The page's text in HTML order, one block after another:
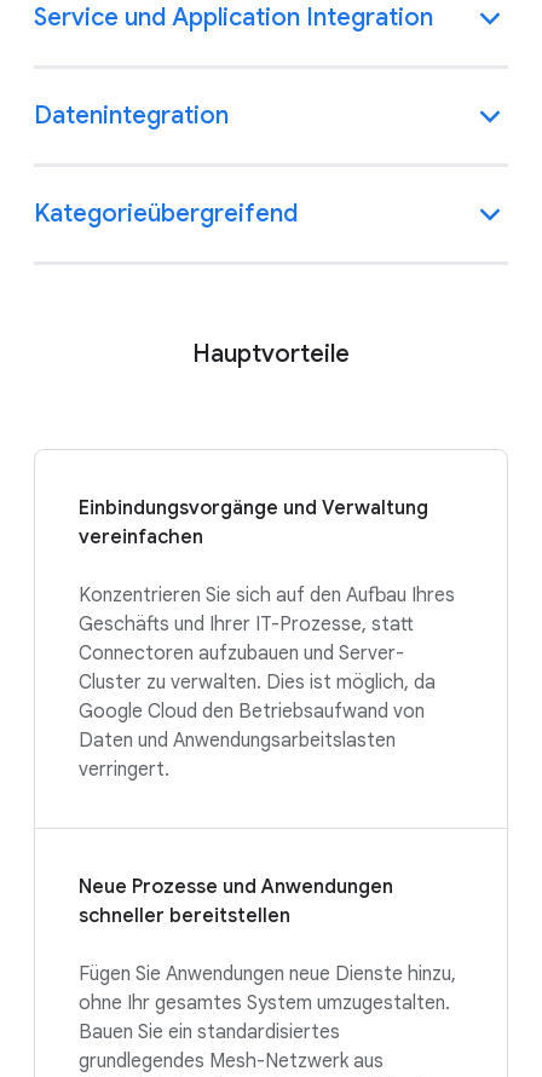
Service und Application Integration
Datenintegration
Kategorieübergreifend
Hauptvorteile
Einbindungsvorgänge und Verwaltung
vereinfachen
Konzentrieren Sie sich auf den Aufbau Ihres
Geschäfts und Ihrer IT-Prozesse, statt
Connectoren aufzubauen und Server-
Cluster zu verwalten. Dies ist möglich, da
Google Cloud den Betriebsaufwand von
Daten und Anwendungsarbeitslasten
verringert.
Neue Prozesse und Anwendungen
schneller bereitstellen
Fügen Sie Anwendungen neue Dienste hinzu,
ohne Ihr gesamtes System umzugestalten.
Bauen Sie ein standardisiertes
grundlegendes Mesh-Netzwerk aus